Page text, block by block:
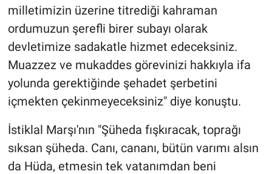
milletimizin üzerine titrediği kahraman
ordumuzun şerefli birer subayı olarak
devletimize sadakatle hizmet edeceksiniz.
Muazzez ve mukaddes görevinizi hakkıyla ifa
yolunda gerektiğinde şehadet şerbetini
içmekten çekinmeyeceksiniz" diye konuştu.
İstiklal Marşı'nın "Şüheda fışkıracak, toprağı
sıksan şüheda. Canı, cananı, bütün varımı alsın
da Hüda, etmesin tek vatanımdan beni